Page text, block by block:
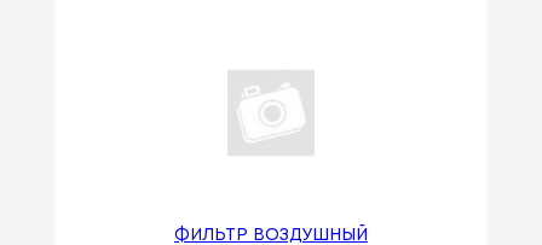
ФИЛЬТР ВОЗДУШНЫЙ